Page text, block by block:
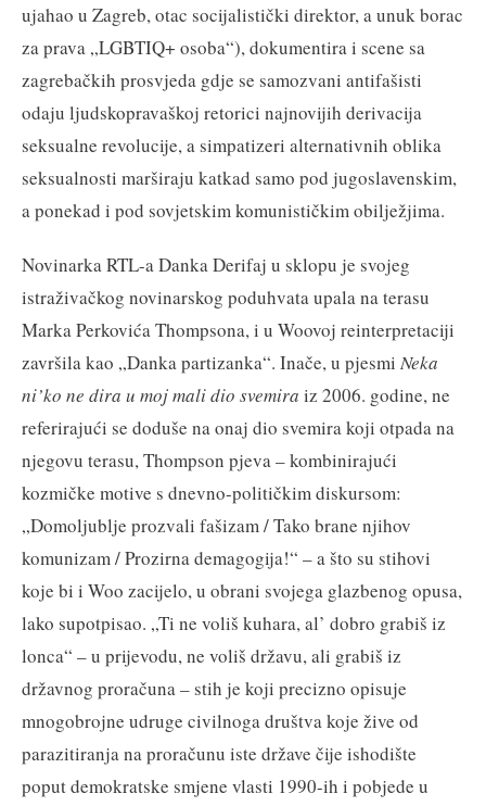
ujahao u Zagreb, otac socijalistički direktor, a unuk borac
za prava „LGBTIQ+ osoba“), dokumentira i scene sa
zagrebačkih prosvjeda gdje se samozvani antifašisti
odaju ljudskopravaškoj retorici najnovijih derivacija
seksualne revolucije, a simpatizeri alternativnih oblika
seksualnosti marširaju katkad samo pod jugoslavenskim,
a ponekad i pod sovjetskim komunističkim obilježjima.
Novinarka RTL-a Danka Derifaj u sklopu je svojeg
istraživačkog novinarskog poduhvata upala na terasu
Marka Perkovića Thompsona, i u Woovoj reinterpretaciji
završila kao „Danka partizanka“. Inače, u pjesmi Neka
ni’ko ne dira u moj mali dio svemira iz 2006. godine, ne
referirajući se doduše na onaj dio svemira koji otpada na
njegovu terasu, Thompson pjeva – kombinirajući
kozmičke motive s dnevno-političkim diskursom:
„Domoljublje prozvali fašizam / Tako brane njihov
komunizam / Prozirna demagogija!“ – a što su stihovi
koje bi i Woo zacijelo, u obrani svojega glazbenog opusa,
lako supotpisao. „Ti ne voliš kuhara, al’ dobro grabiš iz
lonca“ – u prijevodu, ne voliš državu, ali grabiš iz
državnog proračuna – stih je koji precizno opisuje
mnogobrojne udruge civilnoga društva koje žive od
parazitiranja na proračunu iste države čije ishodište
poput demokratske smjene vlasti 1990-ih i pobjede u